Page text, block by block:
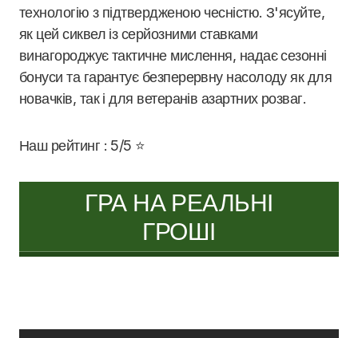
технологію з підтвердженою чесністю. З'ясуйте,
як цей сиквел із серйозними ставками
винагороджує тактичне мислення, надає сезонні
бонуси та гарантує безперервну насолоду як для
новачків, так і для ветеранів азартних розваг.
Наш рейтинг : 5/5 ⭐
ГРА НА РЕАЛЬНІ
ГРОШІ